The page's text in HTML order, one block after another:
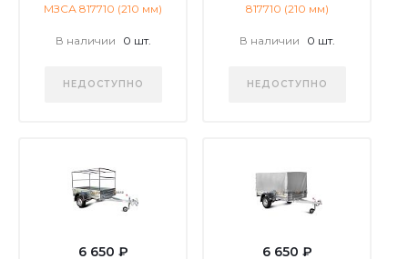
МЗСА 817710 (210 мм)
В наличии 0 шт.
НЕДОСТУПНО
817710 (210 мм)
В наличии 0 шт.
НЕДОСТУПНО
6 650 ₽ 6 650 ₽